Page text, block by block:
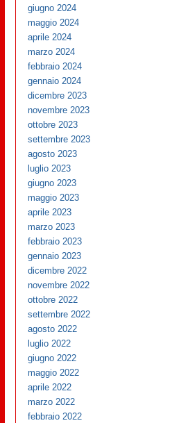
giugno 2024
maggio 2024
aprile 2024
marzo 2024
febbraio 2024
gennaio 2024
dicembre 2023
novembre 2023
ottobre 2023
settembre 2023
agosto 2023
luglio 2023
giugno 2023
maggio 2023
aprile 2023
marzo 2023
febbraio 2023
gennaio 2023
dicembre 2022
novembre 2022
ottobre 2022
settembre 2022
agosto 2022
luglio 2022
giugno 2022
maggio 2022
aprile 2022
marzo 2022
febbraio 2022